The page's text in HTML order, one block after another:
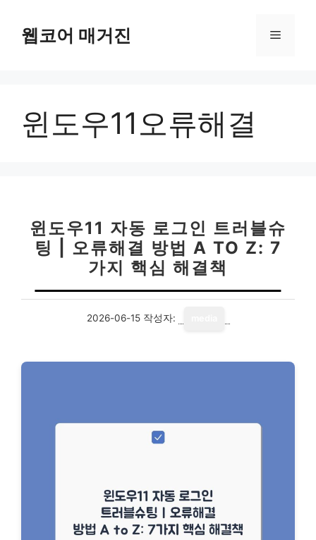
웹코어 매거진 메
윈도우11오류해결
윈도우11 자동 로그인 트러블슈
팅 | 오류해결 방법 A TO Z: 7
가지 핵심 해결책
2026-06-15 작성자: